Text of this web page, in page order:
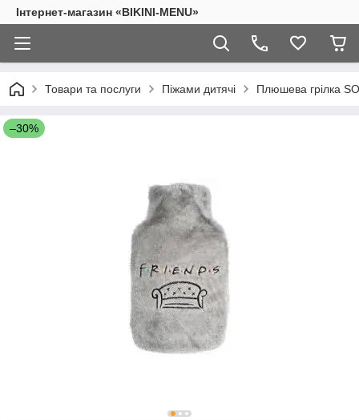
Інтернет-магазин «BIKINI-MENU»
Товари та послуги Піжами дитячі Плюшева грілка
–30%